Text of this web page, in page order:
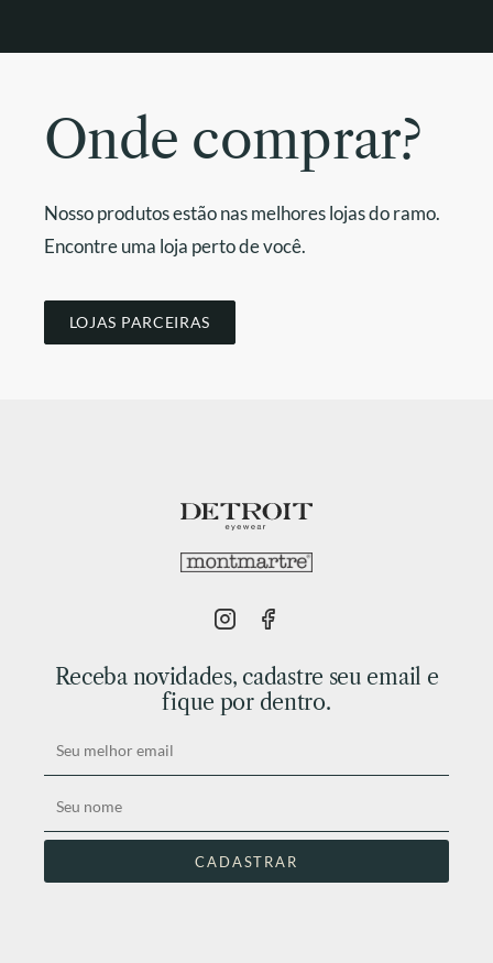
Onde comprar?
Nosso produtos estão nas melhores lojas do ramo.
Encontre uma loja perto de você.
LOJAS PARCEIRAS
Receba novidades, cadastre seu email e
fique por dentro.